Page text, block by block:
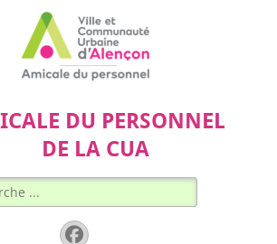
DU PERSONNEL
DE LA CUA
:
Facebook